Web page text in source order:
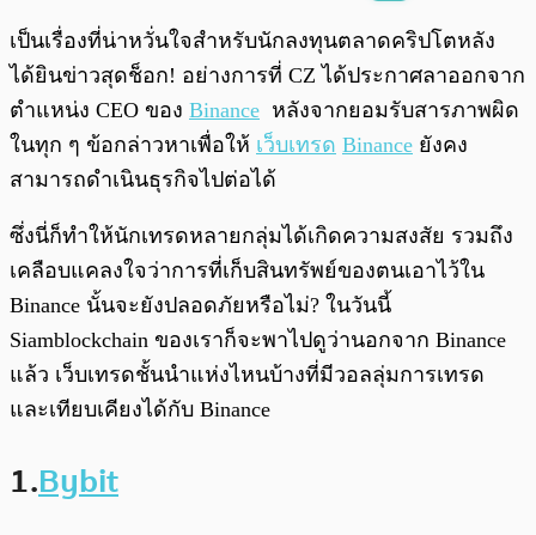
พร้อมเล่น 0:00/ 0:00
เป็นเรื่องที่น่าหวั่นใจสำหรับนักลงทุนตลาดคริปโตหลัง
ได้ยินข่าวสุดช็อก! อย่างการที่ CZ ได้ประกาศลาออกจาก
ตำแหน่ง CEO ของ Binance หลังจากยอมรับสารภาพผิด
ในทุก ๆ ข้อกล่าวหาเพื่อให้ เว็บเทรด Binance ยังคง
สามารถดำเนินธุรกิจไปต่อได้
ซึ่งนี่ก็ทำให้นักเทรดหลายกลุ่มได้เกิดความสงสัย รวมถึง
เคลือบแคลงใจว่าการที่เก็บสินทรัพย์ของตนเอาไว้ใน
Binance นั้นจะยังปลอดภัยหรือไม่? ในวันนี้
Siamblockchain ของเราก็จะพาไปดูว่านอกจาก Binance
แล้ว เว็บเทรดชั้นนำแห่งไหนบ้างที่มีวอลลุ่มการเทรด
และเทียบเคียงได้กับ Binance
1.Bybit